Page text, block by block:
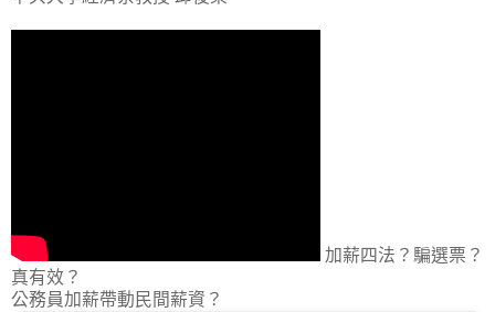
加薪四法？騙選票？
真有效？
公務員加薪帶動民間薪資？